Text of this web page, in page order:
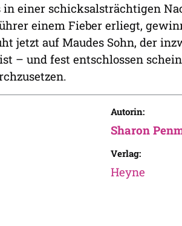
in einer schicksalsträchtigen
einem Fieber erliegt,
jetzt auf Maudes Sohn, der
– und fest entschlossen
Autorin:
Sharon
Verlag:
Heyne